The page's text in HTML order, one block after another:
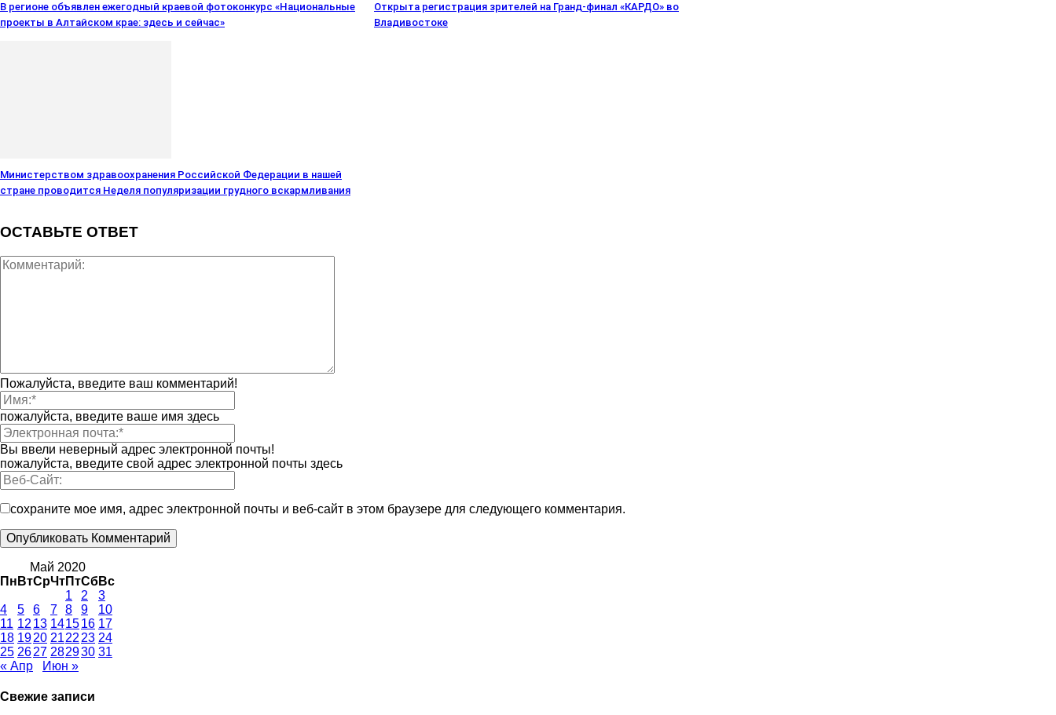
В регионе объявлен ежегодный краевой фотоконкурс «Национальные
проекты в Алтайском крае: здесь и сейчас»
Открыта регистрация зрителей на Гранд-финал «КАРДО» во
Владивостоке
Министерством здравоохранения Российской Федерации в нашей
стране проводится Неделя популяризации грудного вскармливания
ОСТАВЬТЕ ОТВЕТ
Пожалуйста, введите ваш комментарий!
пожалуйста, введите ваше имя здесь
Вы ввели неверный адрес электронной почты!
пожалуйста, введите свой адрес электронной почты здесь
сохраните мое имя, адрес электронной почты и веб-сайт в этом браузере для следующего комментария.
Май 2020
Пн ВтСрЧтПтСбВс
1
2
3
4
5 6 7 8 9
10
11 12 13 141516 17
18 1920 2122 23 24
25 2627 282930 31
« Апр
Июн »
Свежие записи